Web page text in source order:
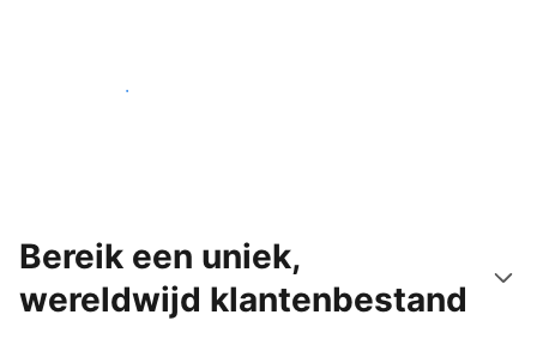
Begin vandaag nog
Bereik een uniek,
wereldwijd klantenbestand